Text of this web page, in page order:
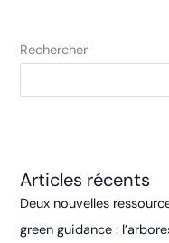
travail –
DE
travail ?
Rechercher
Articles récents
Deux nouvelles
green guidance :